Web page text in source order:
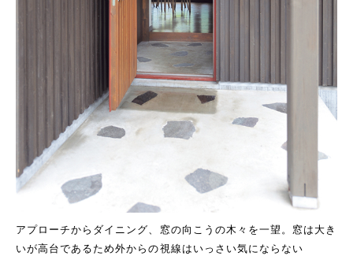
アプローチからダイニング、窓の向こうの木々を一望。窓は大き
いが高台であるため外からの視線はいっさい気にならない